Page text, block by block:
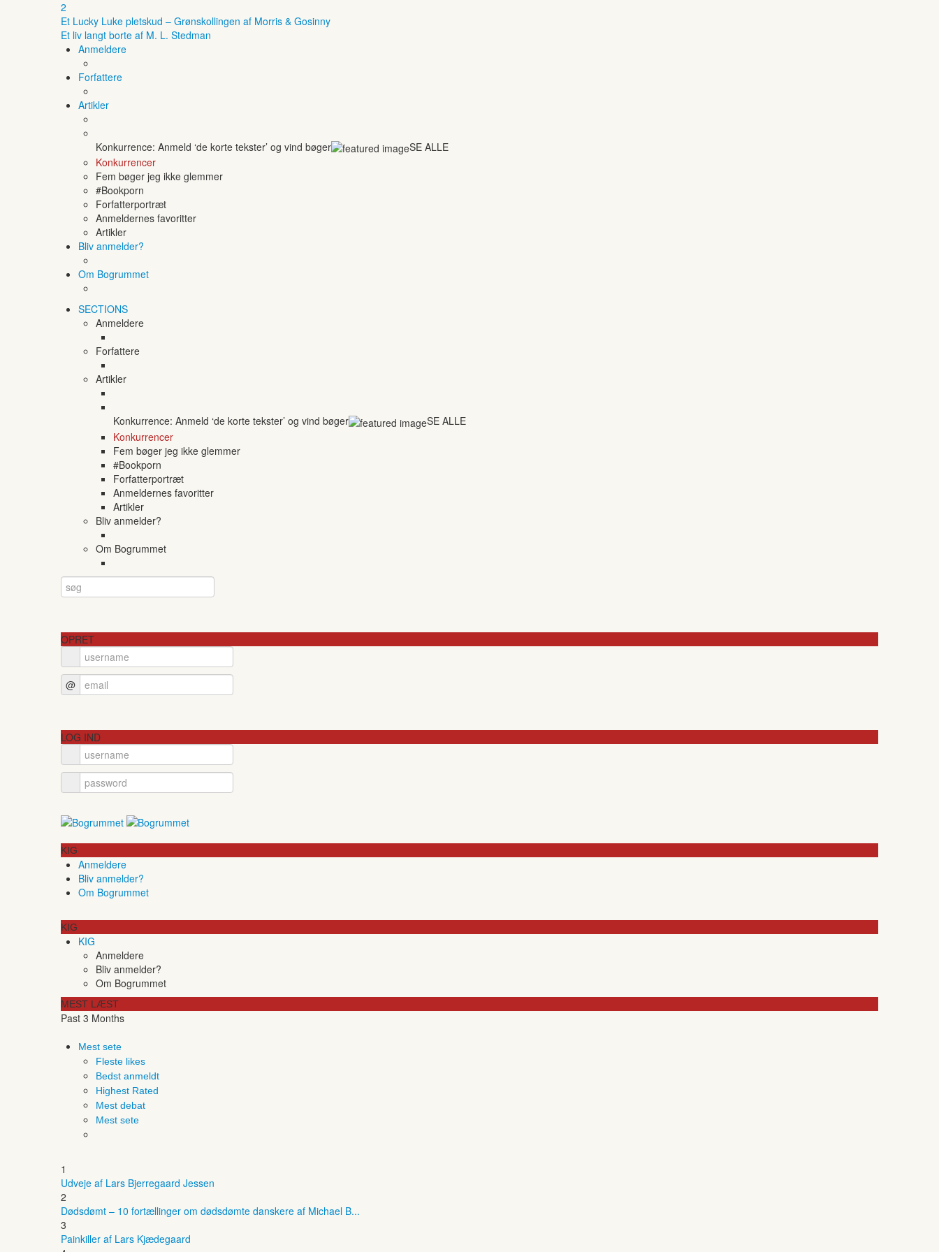
2
Et Lucky Luke pletskud – Grønskollingen af Morris & Gosinny
Et liv langt borte af M. L. Stedman
Anmeldere
Forfattere
Artikler
Konkurrence: Anmeld ‘de korte tekster’ og vind bøger
SE ALLE
Konkurrencer
Fem bøger jeg ikke glemmer
#Bookporn
Forfatterportræt
Anmeldernes favoritter
Artikler
Bliv anmelder?
Om Bogrummet
SECTIONS
Anmeldere
Forfattere
Artikler
Konkurrence: Anmeld ‘de korte tekster’ og vind bøger
SE ALLE
Konkurrencer
Fem bøger jeg ikke glemmer
#Bookporn
Forfatterportræt
Anmeldernes favoritter
Artikler
Bliv anmelder?
Om Bogrummet
OPRET
@
LOG IND
KIG
Anmeldere
Bliv anmelder?
Om Bogrummet
KIG
KIG
Anmeldere
Bliv anmelder?
Om Bogrummet
MEST LÆST
Past 3 Months
Mest sete
Fleste likes
Bedst anmeldt
Highest Rated
Mest debat
Mest sete
1
Udveje af Lars Bjerregaard Jessen
2
Dødsdømt – 10 fortællinger om dødsdømte danskere af Michael B...
3
Painkiller af Lars Kjædegaard